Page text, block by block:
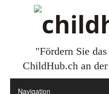
"Fördern Sie
ChildHub.ch an